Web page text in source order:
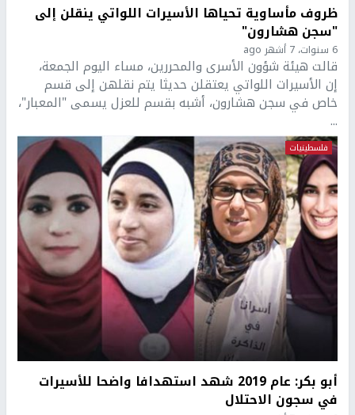
ظروف مأساوية تحياها الأسيرات اللواتي ينقلن إلى
"سجن هشارون"
6 سنوات، 7 أشهر ago
قالت هيئة شؤون الأسرى والمحررين، مساء اليوم الجمعة،
إن الأسيرات اللواتي يعتقلن حديثا يتم نقلهن إلى قسم
خاص في سجن هشارون، أشبه بقسم للعزل يسمى "المعبار"،
...
فلسطينيات
أبو بكر: عام 2019 شهد استهدافا واضحا للأسيرات
في سجون الاحتلال